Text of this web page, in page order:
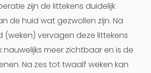
zijn de littekens duidelijk
de huid wat gezwollen zijn. Na
(weken) vervagen deze littekens
nauwelijks meer zichtbaar en is de
Na zes tot twaalf weken kan